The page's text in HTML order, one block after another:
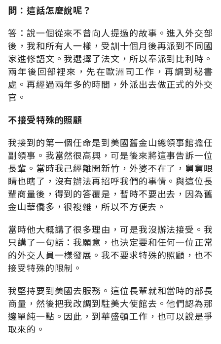
問：這話怎麼說呢？
答：說一個從來不曾向人提過的故事。進入外交部
後，我和所有人一樣，受訓十個月後再派到不同國
家進修語文。我選擇了法文，所以奉派到比利時。
兩年後回部裡來，先在歐洲司工作，再調到秘書
處。再經過兩年多的時間，外派出去做正式的外交
官。
不接受特殊的照顧
我接到的第一個任命是到美國舊金山總領事館擔任
副領事。我當然很高興，可是後來將這事告訴一位
長輩。當時我己經離開新竹，外婆不在了，舅舅眼
睛也瞎了，沒有辦法再招呼我們的事情。與這位長
輩商量後，得到的答覆是，暫時不要出去，因為舊
金山華僑多，很複雜，所以不方便去。
當時他大概講了很多理由，可是我沒辦法接受。我
只講了一句話：我願意，也決定要和任何一位正常
的外交人員一樣發展。我不要求特殊的照顧，也不
接受特殊的限制。
我堅持要到美國去服務。這位長輩就和當時的部長
商量，然後把我改調到駐美大使館去。他們認為那
邊單純一點。因此，到華盛頓工作，也可以說是爭
取來的。